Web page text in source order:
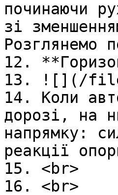
починаючи
зі
Розглянемо
12.
13. ![](/
14. Коли
дорозi, на
напрямку:
реакцiї
15. <br>
16. <br>